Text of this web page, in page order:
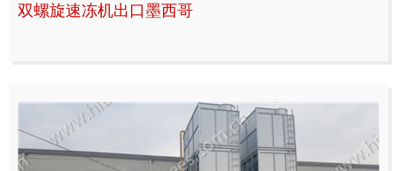
双螺旋速冻机出口墨西哥